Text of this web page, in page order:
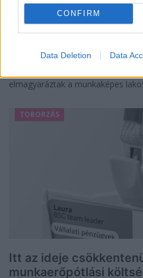
CONFIRM
Data Deletion Data
asztalán tornyosuló
önéletrajzodat
2021. március 29.
nig,
A bombabiztos karriertippeket
elmagyaráztak a munkaképes
TOBORZÁS
Itt az ideje
munkaerőpótlási